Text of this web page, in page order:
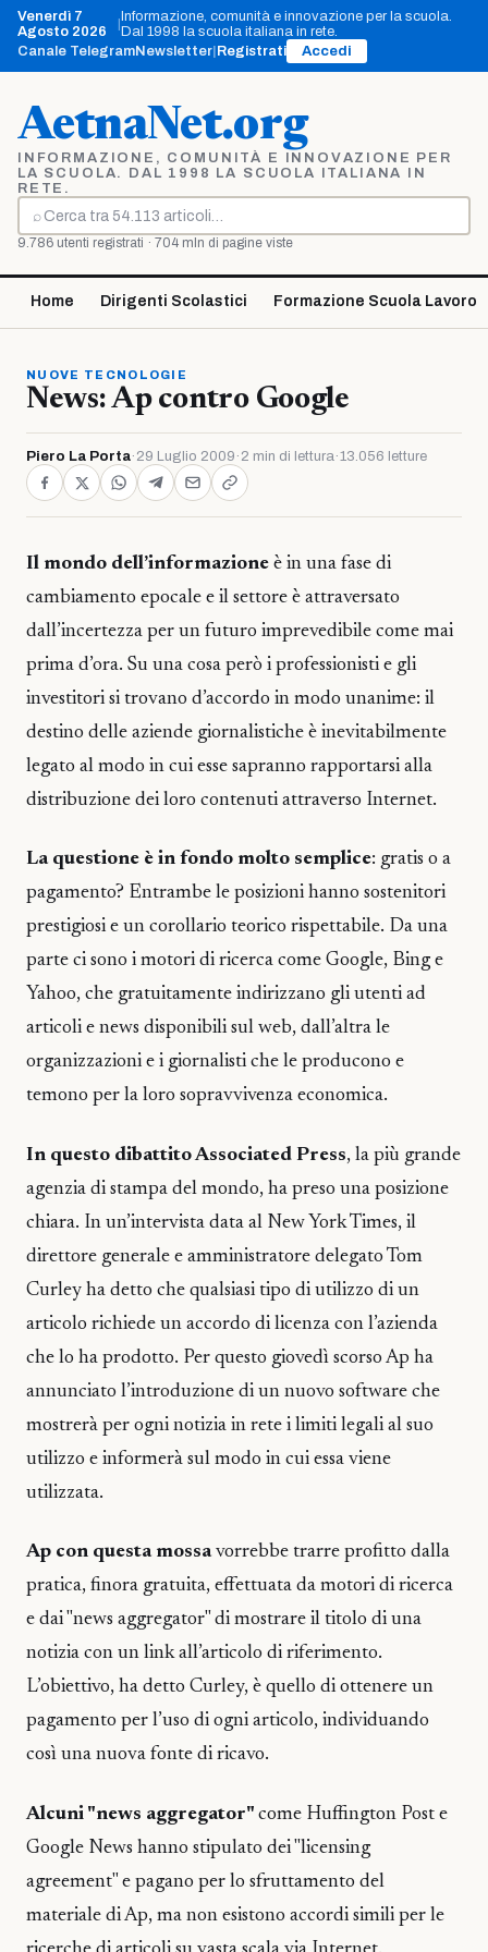
Vai
contenuto
Venerdì 7
Agosto 2026
Informazione, comunità e innovazione per la scuola.
Dal 1998 la scuola italiana in rete.
Canale TelegramNewsletter Registrati Accedi
AetnaNet.org
INFORMAZIONE, COMUNITÀ E INNOVAZIONE PER
LA SCUOLA. DAL 1998 LA SCUOLA ITALIANA IN
RETE.
⌕
Cerca
9.786 utenti registrati · 704 mln di pagine viste
Home Dirigenti Scolastici Formazione Scuola Lavoro
NUOVE TECNOLOGIE
News: Ap contro Google
Piero La Porta· 29 Luglio 2009 · 2 min di lettura·13.056 letture
Il mondo dell’informazione è in una fase di
cambiamento epocale e il settore è attraversato
dall’incertezza per un futuro imprevedibile come mai
prima d’ora. Su una cosa però i professionisti e gli
investitori si trovano d’accordo in modo unanime: il
destino delle aziende giornalistiche è inevitabilmente
legato al modo in cui esse sapranno rapportarsi alla
distribuzione dei loro contenuti attraverso Internet.
La questione è in fondo molto semplice: gratis o a
pagamento? Entrambe le posizioni hanno sostenitori
prestigiosi e un corollario teorico rispettabile. Da una
parte ci sono i motori di ricerca come Google, Bing e
Yahoo, che gratuitamente indirizzano gli utenti ad
articoli e news disponibili sul web, dall’altra le
organizzazioni e i giornalisti che le producono e
temono per la loro sopravvivenza economica.
In questo dibattito Associated Press, la più grande
agenzia di stampa del mondo, ha preso una posizione
chiara. In un’intervista data al New York Times, il
direttore generale e amministratore delegato Tom
Curley ha detto che qualsiasi tipo di utilizzo di un
articolo richiede un accordo di licenza con l’azienda
che lo ha prodotto. Per questo giovedì scorso Ap ha
annunciato l’introduzione di un nuovo software che
mostrerà per ogni notizia in rete i limiti legali al suo
utilizzo e informerà sul modo in cui essa viene
utilizzata.
Ap con questa mossavorrebbe trarre profitto dalla
pratica, finora gratuita, effettuata da motori di ricerca
e dai "news aggregator" di mostrare il titolo di una
notizia con un link all’articolo di riferimento.
L’obiettivo, ha detto Curley, è quello di ottenere un
pagamento per l’uso di ogni articolo, individuando
così una nuova fonte di ricavo.
Alcuni "news aggregator" come Huffington Post e
Google News hanno stipulato dei "licensing
agreement" e pagano per lo sfruttamento del
materiale di Ap, ma non esistono accordi simili per le